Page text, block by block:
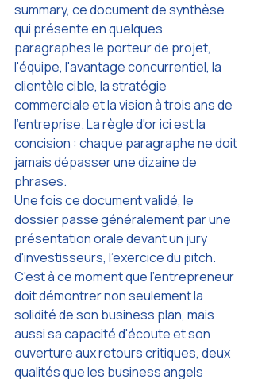
summary, ce document de synthèse
qui présente en quelques
paragraphes le porteur de projet,
l'équipe, l'avantage concurrentiel, la
clientèle cible, la stratégie
commerciale et la vision à trois ans de
l'entreprise. La règle d'or ici est la
concision : chaque paragraphe ne doit
jamais dépasser une dizaine de
phrases.
Une fois ce document validé, le
dossier passe généralement par une
présentation orale devant un jury
d'investisseurs, l'exercice du pitch.
C'est à ce moment que l'entrepreneur
doit démontrer non seulement la
solidité de son business plan, mais
aussi sa capacité d'écoute et son
ouverture aux retours critiques, deux
qualités que les business angels